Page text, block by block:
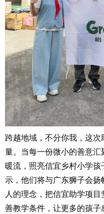
跨越地域，不分你我，这
量。当每一份微小的善意
暖流，照亮信宜乡村小学
示，他们将与广东狮子会
人的理念，把信宜助学项
善教学条件，让更多的孩子